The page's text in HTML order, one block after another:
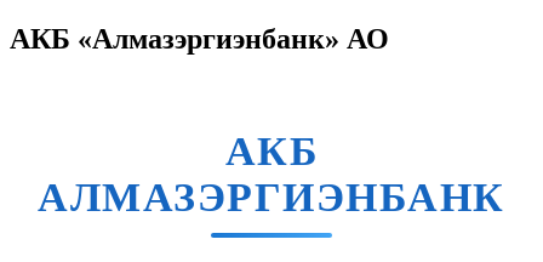
АКБ «Алмазэргиэнбанк» АО
АКБ
АЛМАЗЭРГИЭНБАНК